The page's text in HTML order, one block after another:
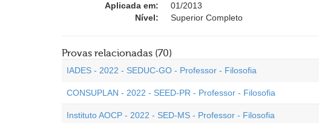
Aplicada em:
01/2013
Nível:
Superior Completo
Provas relacionadas (70)
IADES - 2022 - SEDUC-GO - Professor - Filosofia
CONSUPLAN - 2022 - SEED-PR - Professor - Filosofia
Instituto AOCP - 2022 - SED-MS - Professor - Filosofia